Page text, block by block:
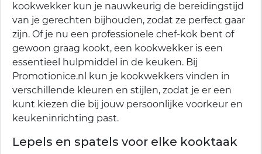
kookwekker kun je nauwkeurig de bereidingstijd
van je gerechten bijhouden, zodat ze perfect gaar
zijn. Of je nu een professionele chef-kok bent of
gewoon graag kookt, een kookwekker is een
essentieel hulpmiddel in de keuken. Bij
Promotionice.nl kun je kookwekkers vinden in
verschillende kleuren en stijlen, zodat je er een
kunt kiezen die bij jouw persoonlijke voorkeur en
keukeninrichting past.
Lepels en spatels voor elke kooktaak